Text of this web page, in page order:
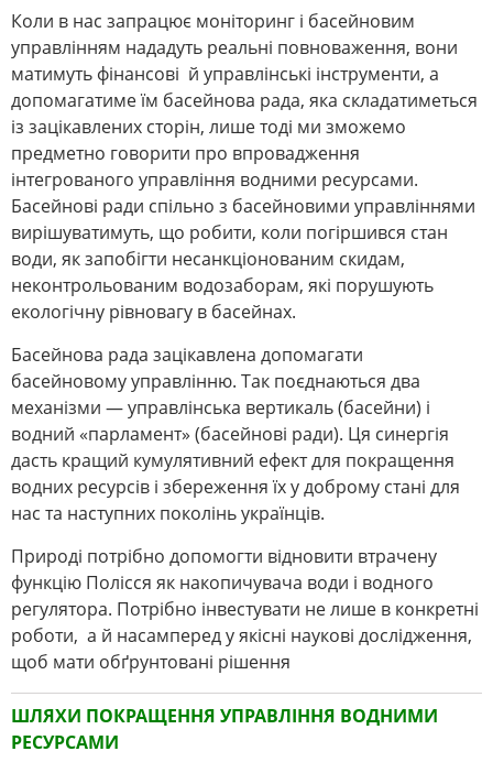
Коли в нас запрацює моніторинг і басейновим
управлінням нададуть реальні повноваження, вони
матимуть фінансові й управлінські інструменти, а
допомагатиме їм басейнова рада, яка складатиметься
із зацікавлених сторін, лише тоді ми зможемо
предметно говорити про впровадження
інтегрованого управління водними ресурсами.
Басейнові ради спільно з басейновими управліннями
вирішуватимуть, що робити, коли погіршився стан
води, як запобігти несанкціонованим скидам,
неконтрольованим водозаборам, які порушують
екологічну рівновагу в басейнах.
Басейнова рада зацікавлена допомагати
басейновому управлінню. Так поєднаються два
механізми ― управлінська вертикаль (басейни) і
водний «парламент» (басейнові ради). Ця синергія
дасть кращий кумулятивний ефект для покращення
водних ресурсів і збереження їх у доброму стані для
нас та наступних поколінь українців.
Природі потрібно допомогти відновити втрачену
функцію Полісся як накопичувача води і водного
регулятора. Потрібно інвестувати не лише в конкретні
роботи, а й насамперед у якісні наукові дослідження,
щоб мати обґрунтовані рішення
ШЛЯХИ ПОКРАЩЕННЯ УПРАВЛІННЯ ВОДНИМИ
РЕСУРСАМИ